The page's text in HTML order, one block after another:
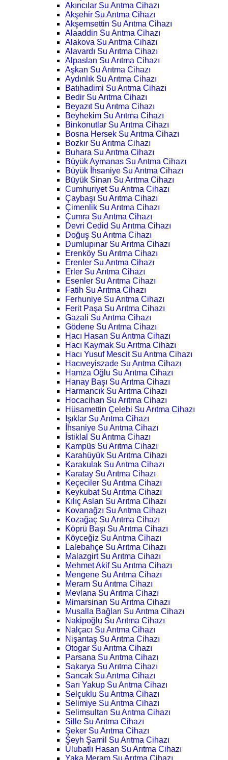
Akıncılar Su Arıtma Cihazı
Akşehir Su Arıtma Cihazı
Akşemsettin Su Arıtma Cihazı
Alaaddin Su Arıtma Cihazı
Alakova Su Arıtma Cihazı
Alavardı Su Arıtma Cihazı
Alpaslan Su Arıtma Cihazı
Aşkan Su Arıtma Cihazı
Aydınlık Su Arıtma Cihazı
Batıhadimi Su Arıtma Cihazı
Bedir Su Arıtma Cihazı
Beyazıt Su Arıtma Cihazı
Beyhekim Su Arıtma Cihazı
Binkonutlar Su Arıtma Cihazı
Bosna Hersek Su Arıtma Cihazı
Bozkır Su Arıtma Cihazı
Buhara Su Arıtma Cihazı
Büyük Aymanas Su Arıtma Cihazı
Büyük İhsaniye Su Arıtma Cihazı
Büyük Sinan Su Arıtma Cihazı
Cumhuriyet Su Arıtma Cihazı
Çaybaşı Su Arıtma Cihazı
Çimenlik Su Arıtma Cihazı
Çumra Su Arıtma Cihazı
Devri Cedid Su Arıtma Cihazı
Doğuş Su Arıtma Cihazı
Dumlupınar Su Arıtma Cihazı
Erenköy Su Arıtma Cihazı
Erenler Su Arıtma Cihazı
Erler Su Arıtma Cihazı
Esenler Su Arıtma Cihazı
Fatih Su Arıtma Cihazı
Ferhuniye Su Arıtma Cihazı
Ferit Paşa Su Arıtma Cihazı
Gazali Su Arıtma Cihazı
Gödene Su Arıtma Cihazı
Hacı Hasan Su Arıtma Cihazı
Hacı Kaymak Su Arıtma Cihazı
Hacı Yusuf Mescit Su Arıtma Cihazı
Hacıveyiszade Su Arıtma Cihazı
Hamza Oğlu Su Arıtma Cihazı
Hanay Başı Su Arıtma Cihazı
Harmancık Su Arıtma Cihazı
Hocacihan Su Arıtma Cihazı
Hüsamettin Çelebi Su Arıtma Cihazı
Işıklar Su Arıtma Cihazı
İhsaniye Su Arıtma Cihazı
İstiklal Su Arıtma Cihazı
Kampüs Su Arıtma Cihazı
Karahüyük Su Arıtma Cihazı
Karakulak Su Arıtma Cihazı
Karatay Su Arıtma Cihazı
Keçeciler Su Arıtma Cihazı
Keykubat Su Arıtma Cihazı
Kılıç Aslan Su Arıtma Cihazı
Kovanağzı Su Arıtma Cihazı
Kozağaç Su Arıtma Cihazı
Köprü Başı Su Arıtma Cihazı
Köyceğiz Su Arıtma Cihazı
Lalebahçe Su Arıtma Cihazı
Malazgirt Su Arıtma Cihazı
Mehmet Akif Su Arıtma Cihazı
Mengene Su Arıtma Cihazı
Meram Su Arıtma Cihazı
Mevlana Su Arıtma Cihazı
Mimarsinan Su Arıtma Cihazı
Musalla Bağları Su Arıtma Cihazı
Nakipoğlu Su Arıtma Cihazı
Nalçacı Su Arıtma Cihazı
Nişantaş Su Arıtma Cihazı
Otogar Su Arıtma Cihazı
Parsana Su Arıtma Cihazı
Sakarya Su Arıtma Cihazı
Sancak Su Arıtma Cihazı
Sarı Yakup Su Arıtma Cihazı
Selçuklu Su Arıtma Cihazı
Selimiye Su Arıtma Cihazı
Selimsultan Su Arıtma Cihazı
Sille Su Arıtma Cihazı
Şeker Su Arıtma Cihazı
Şeyh Şamil Su Arıtma Cihazı
Ulubatlı Hasan Su Arıtma Cihazı